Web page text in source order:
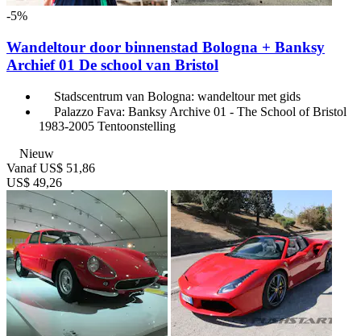
-5%
Wandeltour door binnenstad Bologna + Banksy
Archief 01 De school van Bristol
Stadscentrum van Bologna: wandeltour met gids
Palazzo Fava: Banksy Archive 01 - The School of Bristol
1983-2005 Tentoonstelling
Nieuw
Vanaf US$ 51,86
US$ 49,26